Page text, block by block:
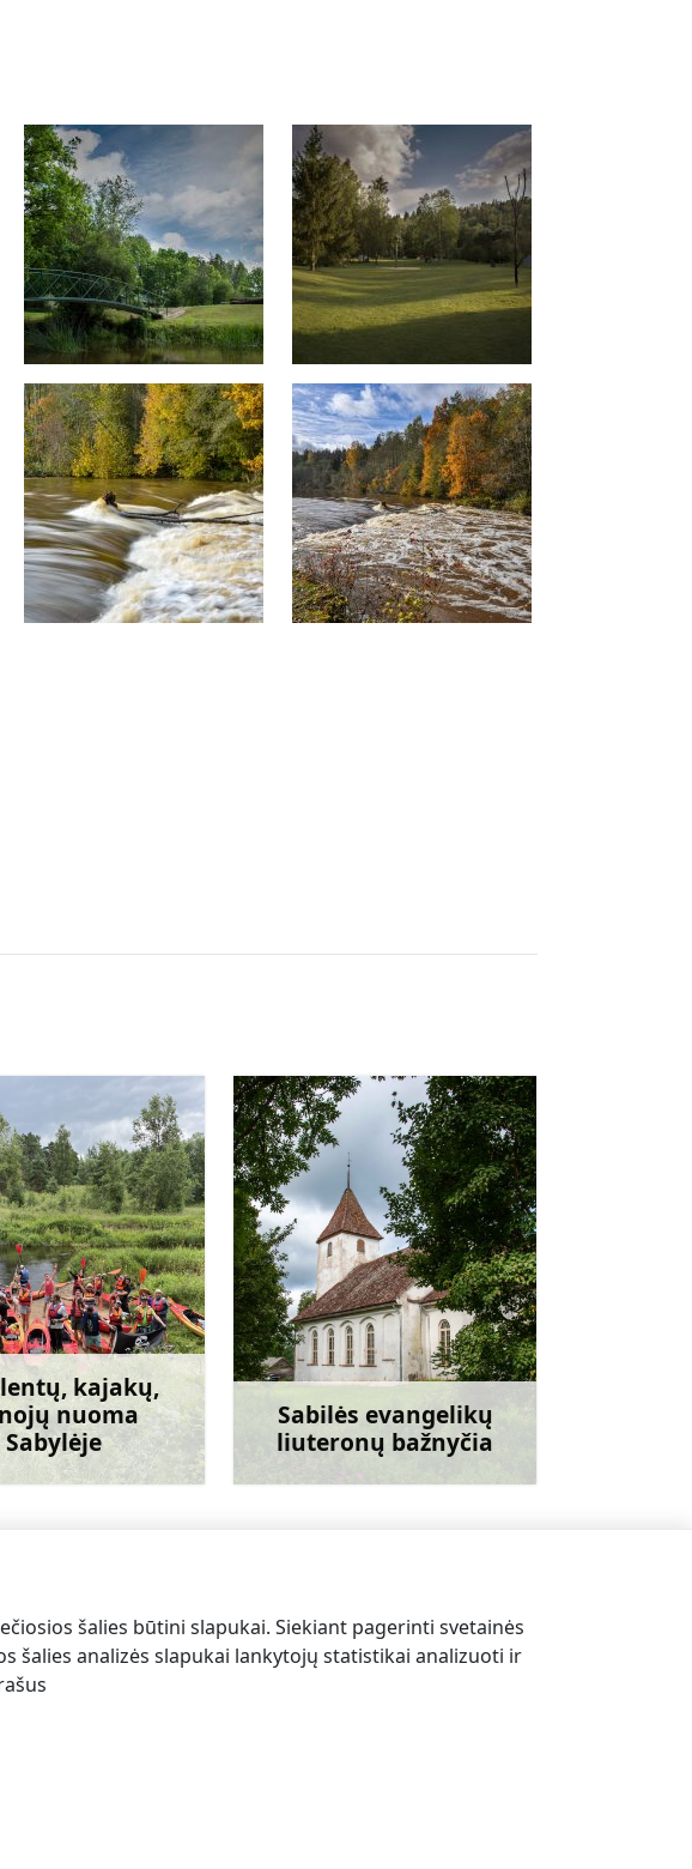
lentų, kajakų,
nuoma
Sabylėje
Sužinoti daugiau
Sabilės evangelikų
liuteronų bažnyčia
Sužinoti daugiau
Poilsio centras „Krogi”
šalies būtini slapukai. Siekiant pagerinti svetainės
šalies analizės slapukai lankytojų statistikai analizuoti ir